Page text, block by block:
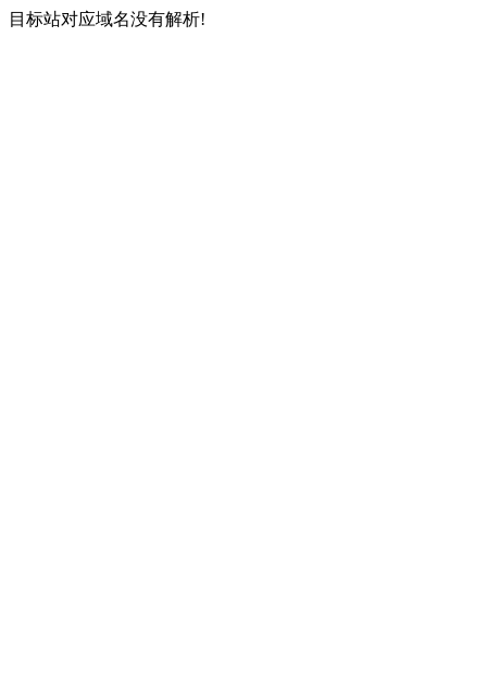
目标站对应域名没有解析!